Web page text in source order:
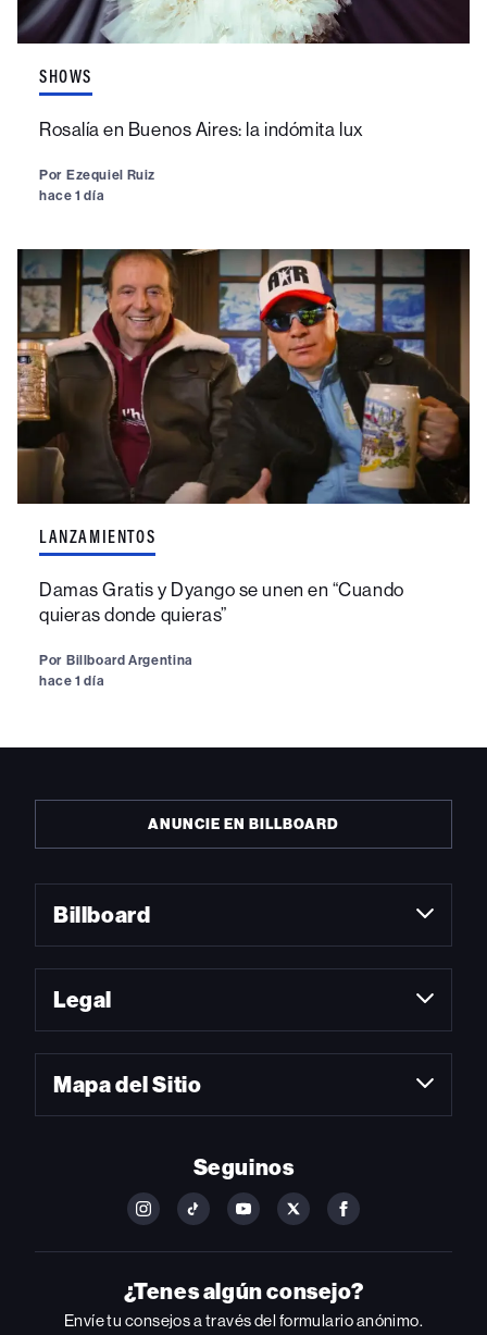
SHOWS
Rosalía en Buenos Aires: la indómita lux
Por Ezequiel Ruiz
hace 1 día
LANZAMIENTOS
Damas Gratis y Dyango se unen en “Cuando
quieras donde quieras”
Por Billboard Argentina
hace 1 día
ANUNCIE EN BILLBOARD
Billboard
Legal
Mapa del Sitio
Seguinos
FOLLOW
ON
INSTAGRAM
FOLLOW
ON
YOUTUBE
FOLLOW
ON
YOUTUBE
FOLLOW
ON
FOLLOW
ON
FACEBOOK
¿Tenes algún consejo?
Envíe tu consejos a través del formulario anónimo.